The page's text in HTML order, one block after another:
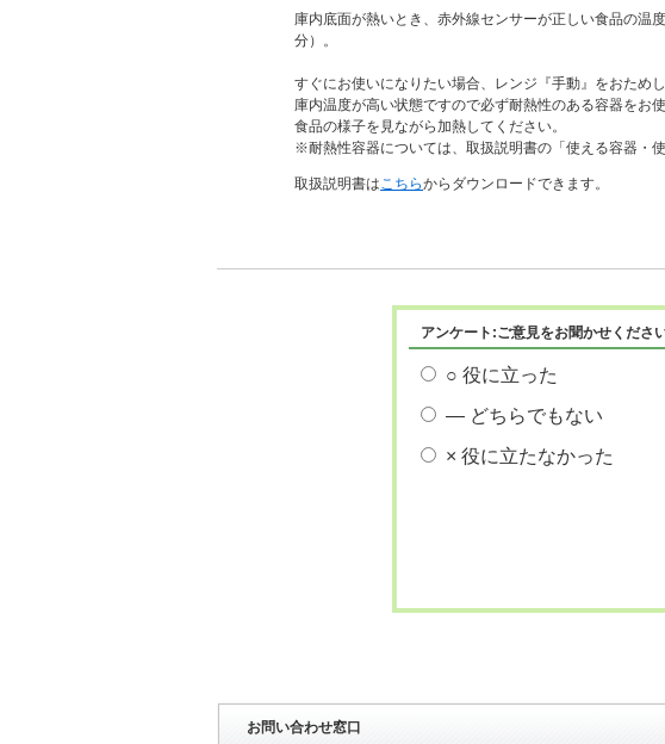
庫内底面が熱いとき、赤外線センサーが正しい食品の温
分）。
すぐにお使いになりたい場合、レンジ『手動』をおためし
庫内温度が高い状態ですので必ず耐熱性のある容器をお使
食品の様子を見ながら加熱してください。
※耐熱性容器については、取扱説明書の「使える容器・
取扱説明書はこちらからダウンロードできます。
アンケート:ご意見をお聞かせくださ
○ 役に立った
― どちらでもない
× 役に立たなかった
お問い合わせ窓口